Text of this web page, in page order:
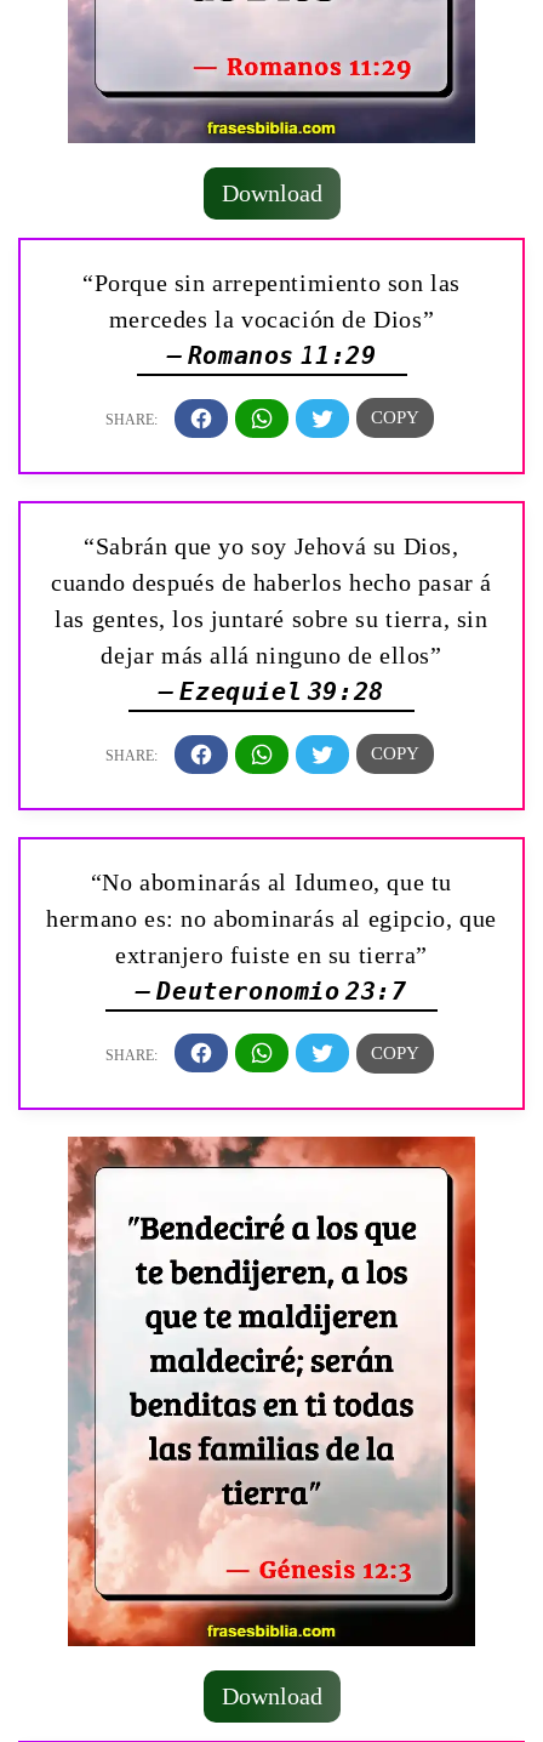
Download
“Porque sin arrepentimiento son las
mercedes la vocación de Dios”
— Romanos 11:29
“Sabrán que yo soy Jehová su Dios,
cuando después de haberlos hecho pasar á
las gentes, los juntaré sobre su tierra, sin
dejar más allá ninguno de ellos”
— Ezequiel 39:28
“No abominarás al Idumeo, que tu
hermano es: no abominarás al egipcio, que
extranjero fuiste en su tierra”
— Deuteronomio 23:7
Download